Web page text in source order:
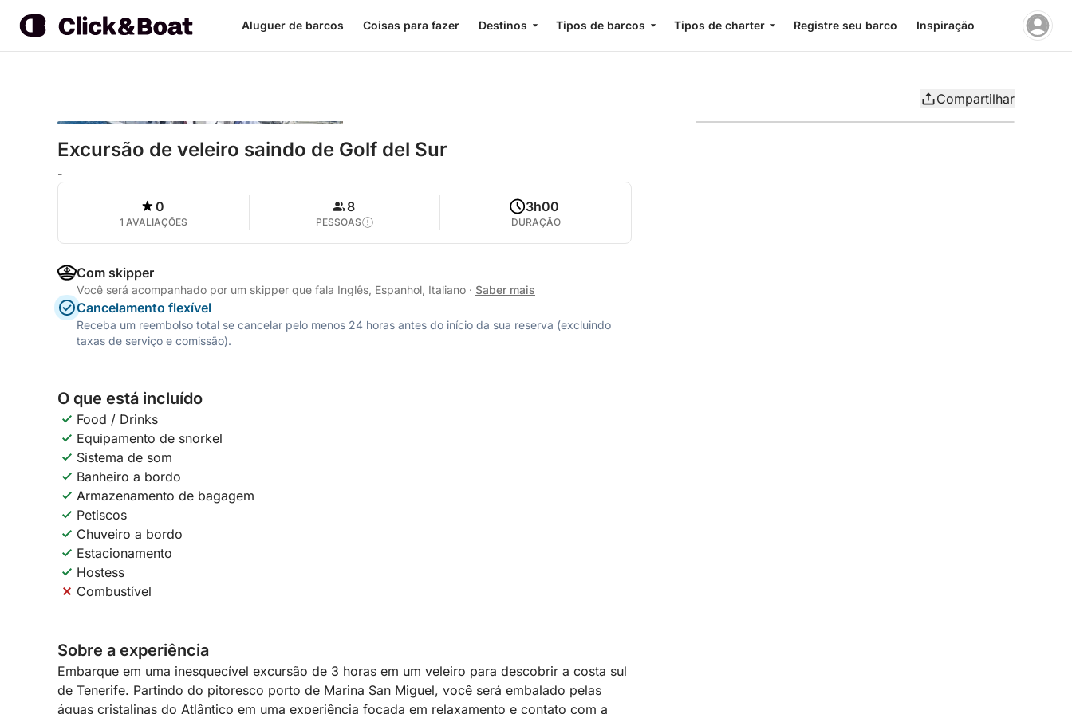
Aluguer de barcos Coisas para fazer Destinos Tipos de barcos Tipos de charter Registre seu barco Inspiração
Compartilhar
Excursão de veleiro saindo de Golf del Sur
-
0
1 AVALIAÇÕES
8
PESSOAS
3h00
DURAÇÃO
Com skipper
Você será acompanhado por um skipper que fala Inglês, Espanhol, Italiano · Saber mais
Cancelamento flexível
Receba um reembolso total se cancelar pelo menos 24 horas antes do início da sua reserva (excluindo
taxas de serviço e comissão).
O que está incluído
Food / Drinks
Equipamento de snorkel
Sistema de som
Banheiro a bordo
Armazenamento de bagagem
Petiscos
Chuveiro a bordo
Estacionamento
Hostess
Combustível
Sobre a experiência
Embarque em uma inesquecível excursão de 3 horas em um veleiro para descobrir a costa sul
de Tenerife. Partindo do pitoresco porto de Marina San Miguel, você será embalado pelas
águas cristalinas do Atlântico em uma experiência focada em relaxamento e contato com a